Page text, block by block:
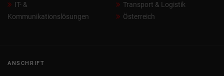
IT- &
Kommunikationslösungen
Transport & Logistik
Österreich
ANSCHRIFT